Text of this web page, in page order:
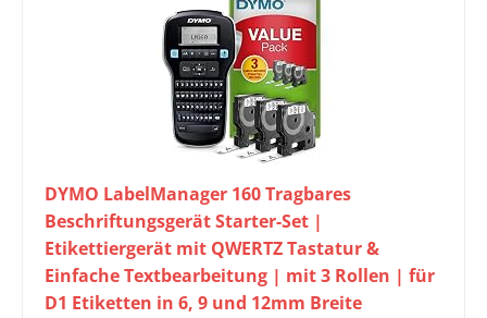
DYMO LabelManager 160 Tragbares
Beschriftungsgerät Starter-Set |
Etikettiergerät mit QWERTZ Tastatur &
Einfache Textbearbeitung | mit 3 Rollen | für
D1 Etiketten in 6, 9 und 12mm Breite